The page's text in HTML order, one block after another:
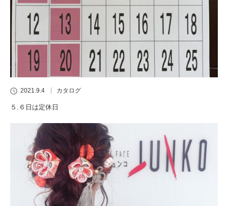
2021.9.4 カタログ
５.６日は定休日